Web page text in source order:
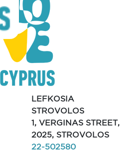
LEFKOSIA
STROVOLOS
1, VERGINAS STREET,
2025, STROVOLOS
22-502580